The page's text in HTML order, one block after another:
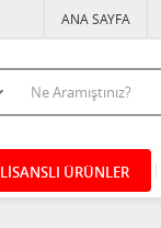
ANA SAYFA
LİSANSLI ÜRÜNLER